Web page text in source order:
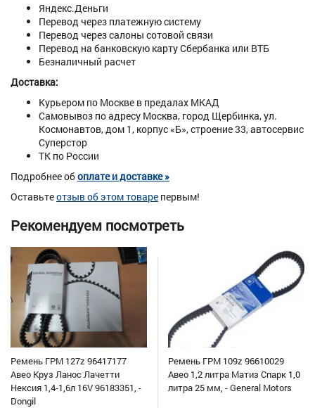
Яндекс.Деньги
Перевод через платежную систему
Перевод через салоны сотовой связи
Перевод на банковскую карту Сбербанка или ВТБ
Безналичный расчет
Доставка:
Курьером по Москве в предалах МКАД
Самовывоз по адресу Москва, город Щербинка, ул.
Космонавтов, дом 1, корпус «Б», строение 33, автосервис
Суперстор
ТК по России
Подробнее обоплате и доставке »
Оставьтеотзыв об этом товаре первым!
Рекомендуем посмотреть
Ремень ГРМ 127z 96417177
Авео Круз Ланос Лачетти
Нексия 1,4-1,6л 16V 96183351, -
Dongil
Ремень ГРМ 109z 96610029
Авео 1,2 литра Матиз Спарк 1,0
литра 25 мм, - General Motors